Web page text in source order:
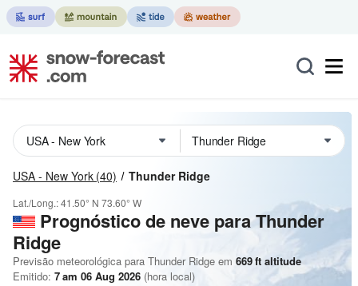
USA - New York (40) Thunder Ridge
Lat./Long.:41.50° N 73.60° W
Prognóstico de neve para Thunder
Ridge
Previsão meteorológica para Thunder Ridge em 669ft altitude
Emitido: 7 am 06 Aug 2026 (hora local)